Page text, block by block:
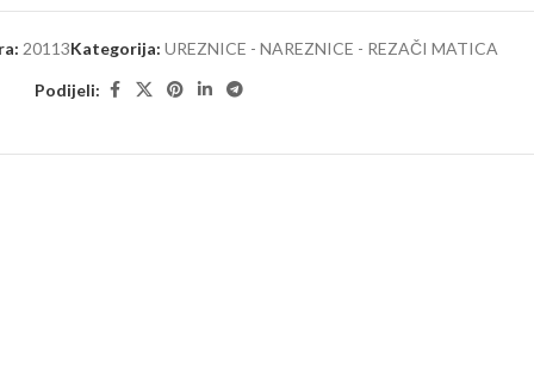
20113Kategorija: UREZNICE - NAREZNICE - REZAČI MATICA
Podijeli: